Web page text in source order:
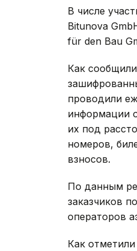
В числе
Bitunova
für den Bau
Как
проводили
информации
их под
номеров,
взносов.
По данным
заказчиков
операторов
Как